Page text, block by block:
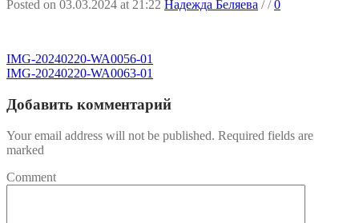
Posted on 03.03.2024 at 21:22 Надежда Беляева //0
IMG-20240220-WA0056-01
IMG-20240220-WA0063-01
Добавить комментарий
Your email address will not be published. Required fields are
marked
Comment